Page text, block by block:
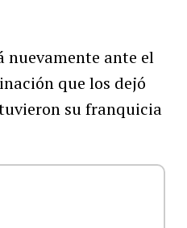
nuevamente ante el
que los dejó
su franquicia